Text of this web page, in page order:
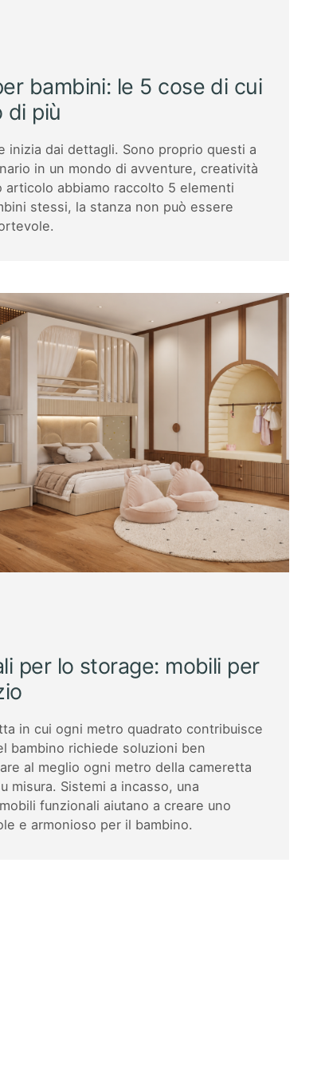
bambini: le 5 cose di cui
di più
inizia dai dettagli. Sono proprio questi a
in un mondo di avventure, creatività
articolo abbiamo raccolto 5 elementi
stessi, la stanza non può essere
per lo storage: mobili per
in cui ogni metro quadrato contribuisce
bambino richiede soluzioni ben
al meglio ogni metro della cameretta
misura. Sistemi a incasso, una
funzionali aiutano a creare uno
e armonioso per il bambino.